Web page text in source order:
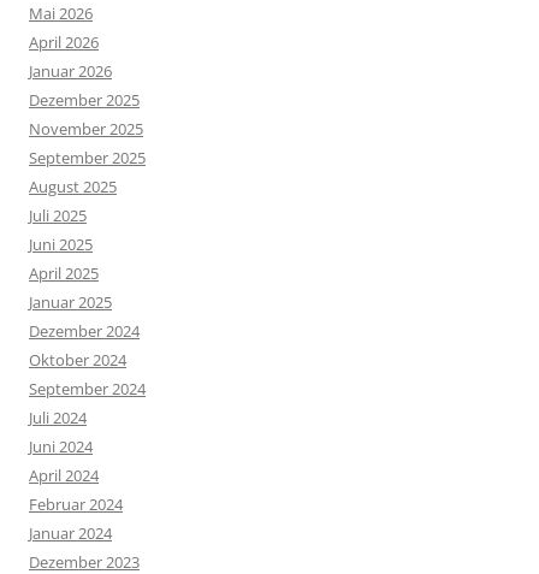
Mai 2026
April 2026
Januar 2026
Dezember 2025
November 2025
September 2025
August 2025
Juli 2025
Juni 2025
April 2025
Januar 2025
Dezember 2024
Oktober 2024
September 2024
Juli 2024
Juni 2024
April 2024
Februar 2024
Januar 2024
Dezember 2023